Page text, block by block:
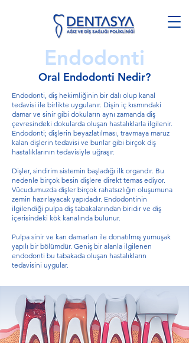
Endodonti
Oral Endodonti Nedir?
Endodonti, diş hekimliğinin bir dalı olup kanal
tedavisi ile birlikte uygulanır. Dişin iç kısmındaki
damar ve sinir gibi dokuların aynı zamanda diş
çevresindeki dokularda oluşan hastalıklarla ilgilenir.
Endodonti; dişlerin beyazlatılması, travmaya maruz
kalan dişlerin tedavisi ve bunlar gibi birçok diş
hastalıklarının tedavisiyle uğraşır.
Dişler, sindirim sistemin başladığı ilk organdır. Bu
nedenle birçok besin dişlere direkt temas ediyor.
Vücudumuzda dişler birçok rahatsızlığın oluşumuna
zemin hazırlayacak yapıdadır. Endodontinin
ilgilendiği pulpa diş tabakalarından biridir ve diş
içerisindeki kök kanalında bulunur.
Pulpa sinir ve kan damarları ile donatılmış yumuşak
yapılı bir bölümdür. Geniş bir alanla ilgilenen
endodonti bu tabakada oluşan hastalıkların
tedavisini uygular.